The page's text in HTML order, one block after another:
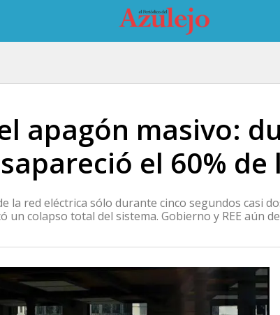
apagón masivo:
el 60%
la red eléctrica sólo durante cinco segundos casi
un colapso total del sistema. Gobierno y REE aún